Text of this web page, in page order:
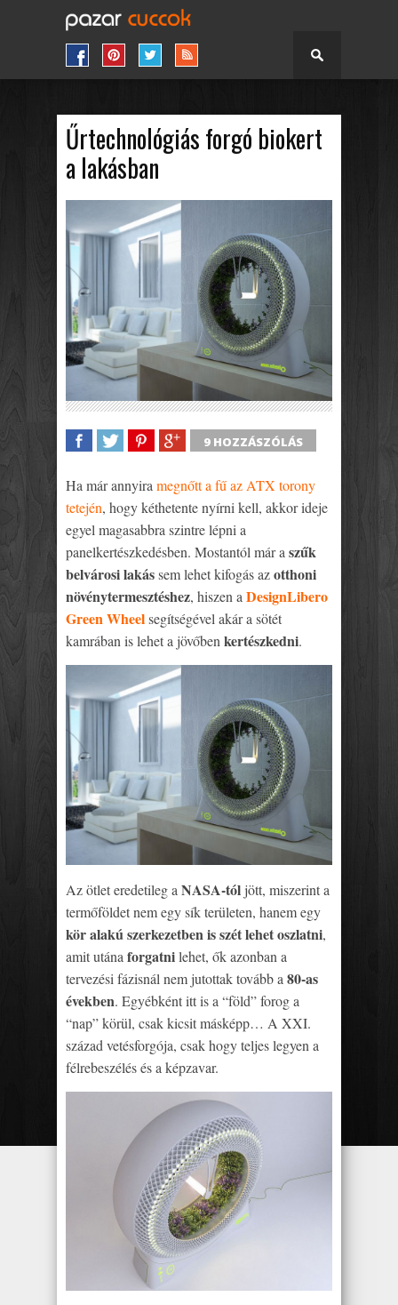
Űrtechnológiás forgó biokert
a lakásban
9 HOZZÁSZÓLÁS
Ha már annyira megnőtt a fű az ATX torony
tetején, hogy kéthetente nyírni kell, akkor ideje
egyel magasabbra szintre lépni a
panelkertészkedésben. Mostantól már a szűk
belvárosi lakássem lehet kifogás azotthoni
növénytermesztéshez, hiszen a DesignLibero
Green Wheelsegítségével akár a sötét
kamrában is lehet a jövőben kertészkedni.
Az ötlet eredetileg a NASA-tól jött, miszerint a
termőföldet nem egy sík területen, hanem egy
kör alakú szerkezetben is szét lehet oszlatni,
amit utána forgatnilehet, ők azonban a
tervezési fázisnál nem jutottak tovább a 80-as
években. Egyébként itt is a “föld” forog a
“nap” körül, csak kicsit másképp… A XXI.
század vetésforgója, csak hogy teljes legyen a
félrebeszélés és a képzavar.